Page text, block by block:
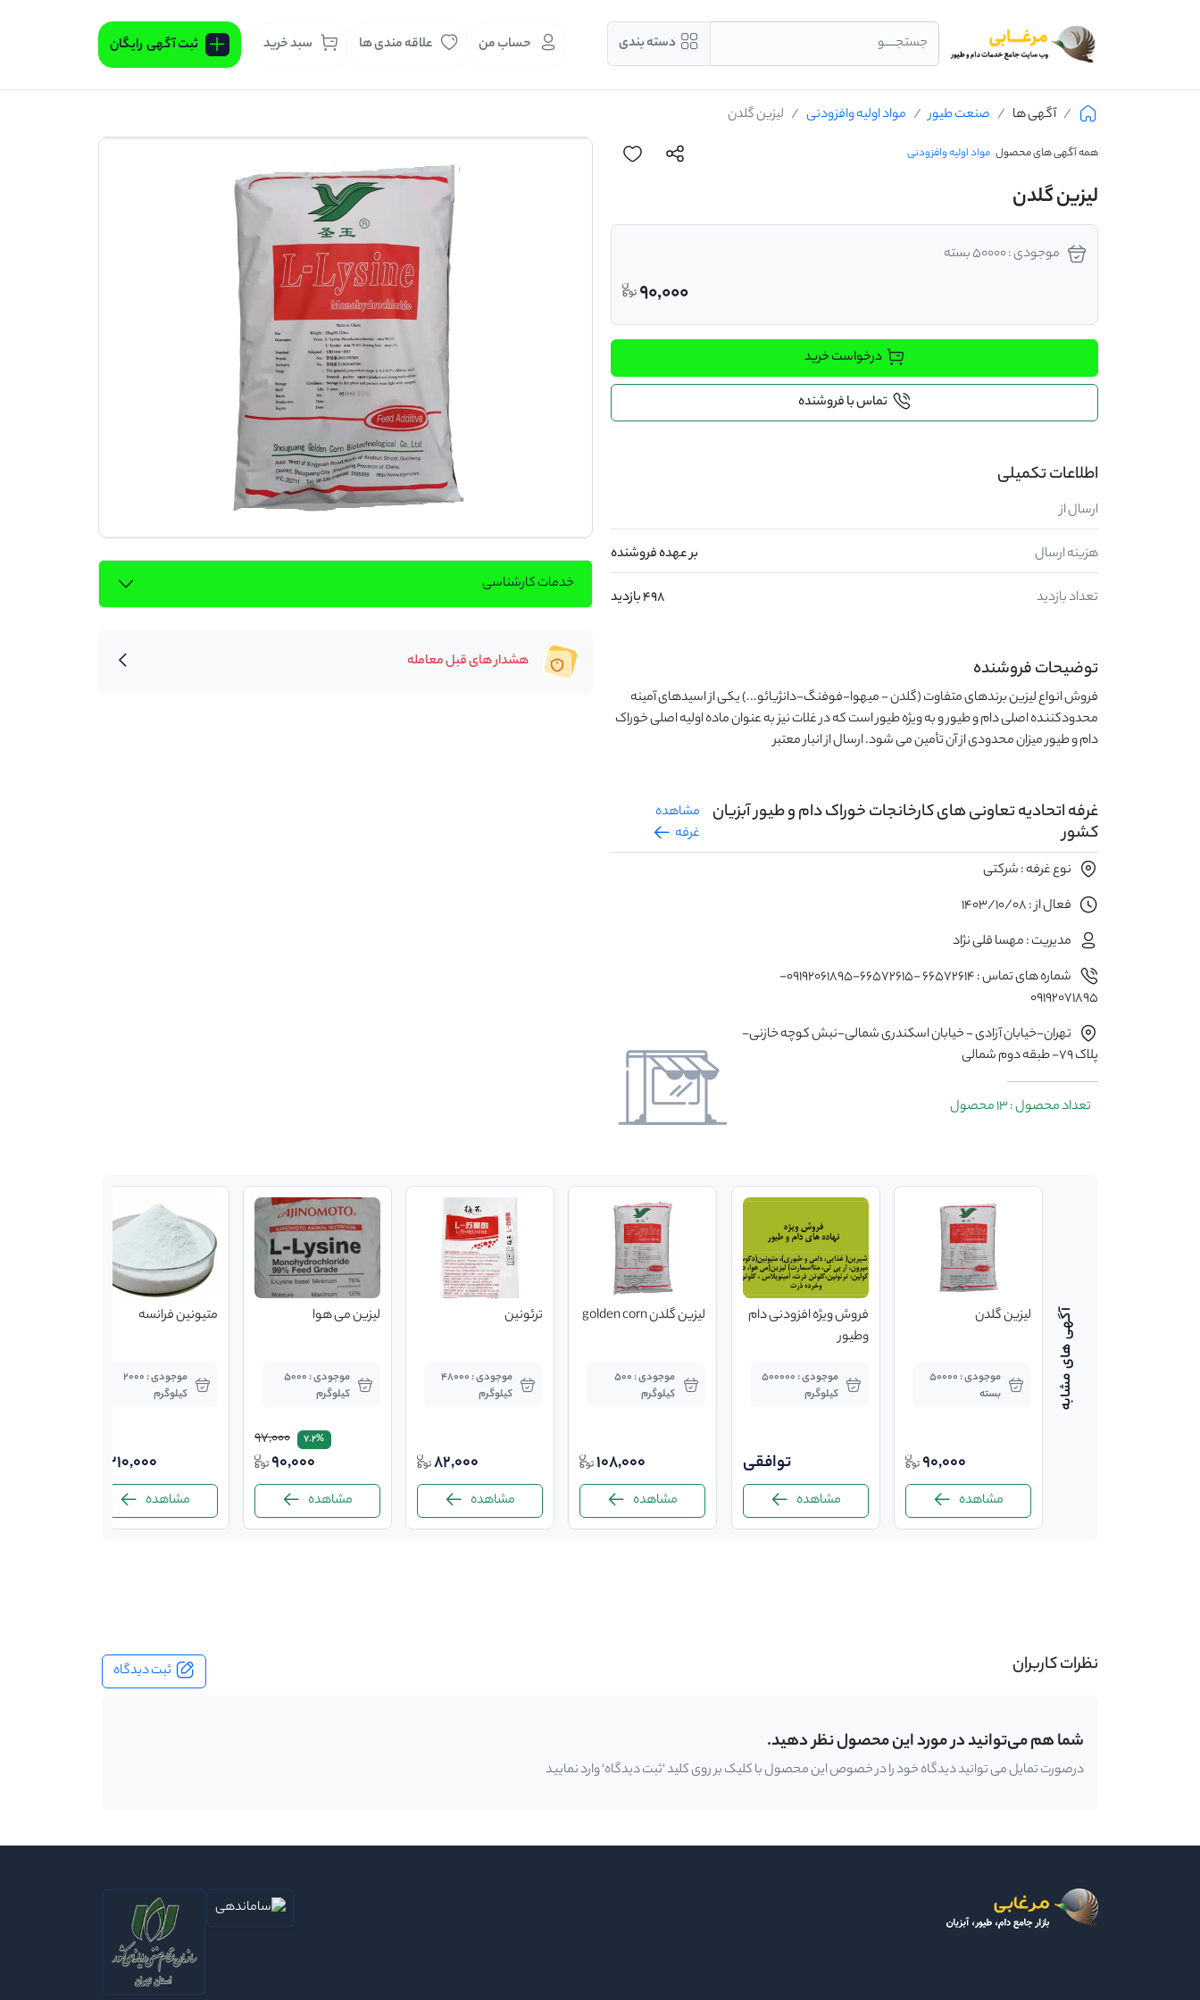
جستجــــو دسته بندی حساب من علاقه مندی ها سبد خرید ثبت آگهی رایگان
آگهی ها صنعت طیور مواد اولیه وافزودنی لیزین گلدن
همه آگهی های محصول مواد اولیه وافزودنی
لیزین گلدن
موجودی : 50000 بسته
90,000
درخواست خرید
تماس با فروشنده
اطلاعات تکمیلی
ارسال از
هزینه ارسال بر عهده فروشنده
تعداد بازدید 498 بازدید
توضیحات فروشنده
دام و طیور میزان محدودی از آن تأمین می شود. ارسال از انبار معتبر
غرفه اتحادیه تعاونی های کارخانجات خوراک دام و طیور آبزیان
کشور
مشاهده
غرفه
نوع غرفه : شرکتی
فعال از : 1403/10/08
مدیریت : مهسا قلی نژاد
شماره های تماس : 66572614 -66572615-09192061895-
09192071895
تهران-خیابان آزادی - خیابان اسکندری شمالی-نبش کوچه خازنی-
پلاک 79- طبقه دوم شمالی
تعداد محصول : 13 محصول
خدمات کارشناسی
هشدار های قبل معامله
لیزین گلدن
موجودی : 50000
بسته
90,000
مشاهده
فروش ویژه افزودنی دام
وطیور
موجودی : 500000
کیلوگرم
توافقی
مشاهده
لیزین گلدن golden corn
موجودی : 500
کیلوگرم
108,000
مشاهده
ترئونین
موجودی : 48000
کیلوگرم
82,000
مشاهده
لیزین می هوا
موجودی : 5000
کیلوگرم
7.2%
97,000
90,000
مشاهده
متیونین فرانسه
موجودی : 2000
کیلوگرم
210,000
مشاهده
نظرات کاربران ثبت دیدگاه
شما هم می‌توانید در مورد این محصول نظر دهید.
درصورت تمایل می توانید دیدگاه خود را در خصوص این محصول با کلیک بر روی کلید 'ثبت دیدگاه' وارد نمایید